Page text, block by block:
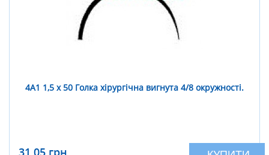
4А1 1,5 х 50 Голка хірургічна вигнута 4/8 окружності.
31,05 грн